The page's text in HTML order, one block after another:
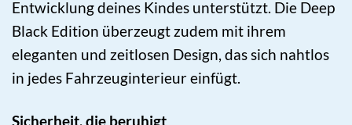
Entwicklung deines Kindes unterstützt. Die Deep
Black Edition überzeugt zudem mit ihrem
eleganten und zeitlosen Design, das sich nahtlos
in jedes Fahrzeuginterieur einfügt.
Sicherheit, die beruhigt